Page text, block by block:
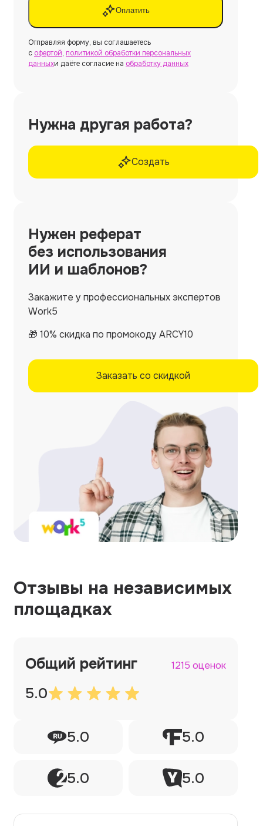
Оплатить
Отправляя форму, вы соглашаетесь
с офертой, политикой обработки персональных
данныхи даёте согласие на обработку данных
Нужна другая работа?
Создать
Нужен реферат
без использования
ИИ и шаблонов?
Закажите у профессиональных экспертов
Work5
🎁 10% скидка по промокоду ARCY10
Заказать со скидкой
Отзывы на независимых
площадках
Общий рейтинг 1215 оценок
5.0
5.0 5.0
5.0 5.0